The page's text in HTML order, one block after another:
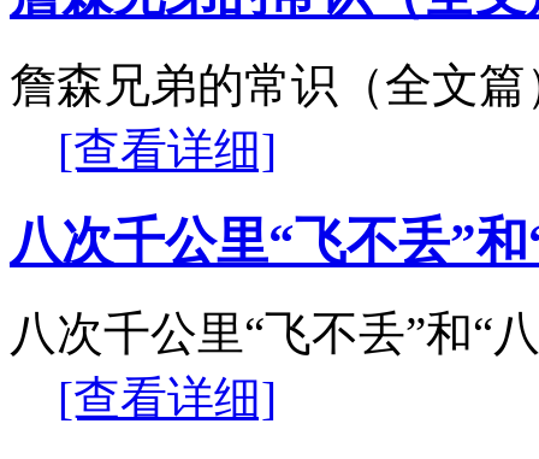
詹森兄弟的常识（全文篇
[查看详细]
八次千公里“飞不丢”
八次千公里“飞不丢”和“
[查看详细]